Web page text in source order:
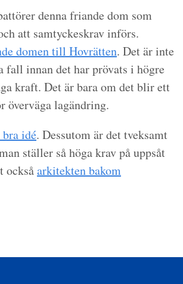
denna friande dom som
att samtyckeskrav införs.
domen till Hovrätten. Det är inte
innan det har prövats i högre
kraft. Det är bara om det blir ett
överväga lagändring.
idé. Dessutom är det tveksamt
ställer så höga krav på uppsåt
ocksåarkitekten bakom